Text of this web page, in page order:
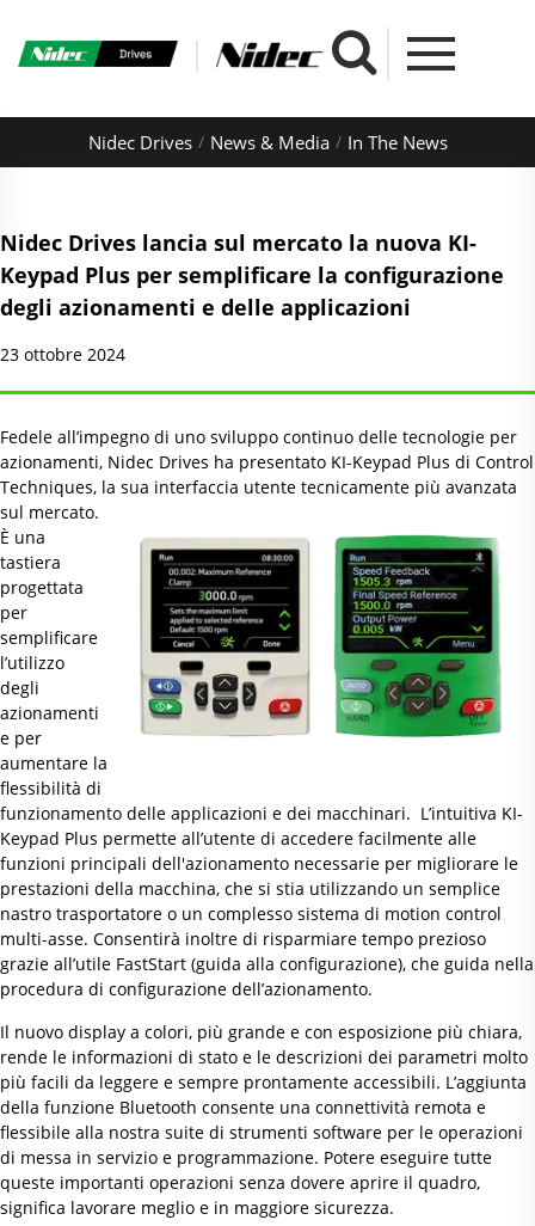
Nidec Drives News & Media In The News
Nidec Drives lancia sul mercato la nuova KI-
Keypad Plus per semplificare la configurazione
degli azionamenti e delle applicazioni
23 ottobre 2024
Fedele all’impegno di uno sviluppo continuo delle tecnologie per
azionamenti, Nidec Drives ha presentato KI-Keypad Plus di Control
Techniques, la sua interfaccia utente tecnicamente più avanzata
sul mercato.
È una
tastiera
progettata
per
semplificare
l’utilizzo
degli
azionamenti
e per
aumentare la
flessibilità di
funzionamento delle applicazioni e dei macchinari. L’intuitiva KI-
Keypad Plus permette all’utente di accedere facilmente alle
funzioni principali dell'azionamento necessarie per migliorare le
prestazioni della macchina, che si stia utilizzando un semplice
nastro trasportatore o un complesso sistema di motion control
multi-asse. Consentirà inoltre di risparmiare tempo prezioso
grazie all’utile FastStart (guida alla configurazione), che guida nella
procedura di configurazione dell’azionamento.
Il nuovo display a colori, più grande e con esposizione più chiara,
rende le informazioni di stato e le descrizioni dei parametri molto
più facili da leggere e sempre prontamente accessibili. L’aggiunta
della funzione Bluetooth consente una connettività remota e
flessibile alla nostra suite di strumenti software per le operazioni
di messa in servizio e programmazione. Potere eseguire tutte
queste importanti operazioni senza dovere aprire il quadro,
significa lavorare meglio e in maggiore sicurezza.